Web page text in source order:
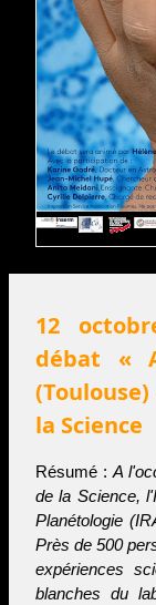
12
débat «
la Science
Résumé : A
de la Science,
Planétologie
Près de 500
expériences
blanches du